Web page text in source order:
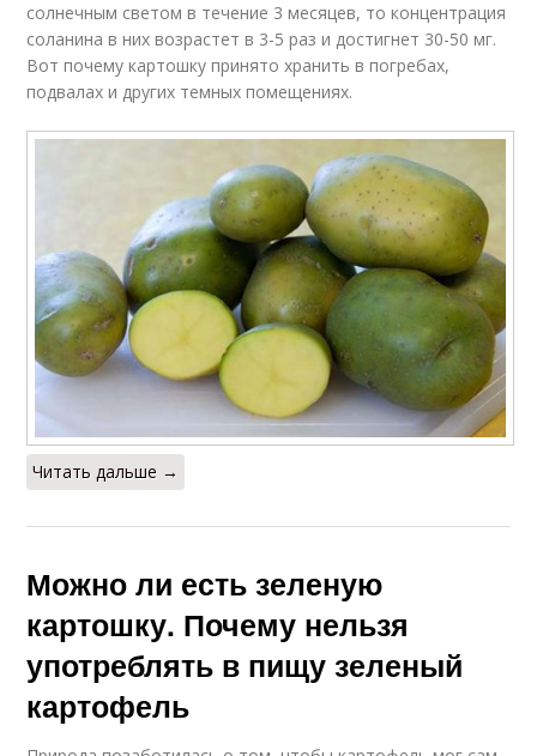
солнечным светом в течение 3 месяцев, то концентрация
соланина в них возрастет в 3-5 раз и достигнет 30-50 мг.
Вот почему картошку принято хранить в погребах,
подвалах и других темных помещениях.
Читать дальше →
Можно ли есть зеленую
картошку. Почему нельзя
употреблять в пищу зеленый
картофель